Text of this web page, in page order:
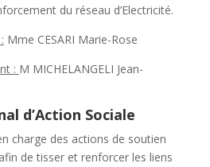
du réseau d’Electricité.
Mme CESARI Marie-Rose
: M MICHELANGELI Jean-
d’Action Sociale
charge des actions de soutien
de tisser et renforcer les liens